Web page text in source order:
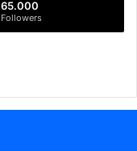
65.000
Followers